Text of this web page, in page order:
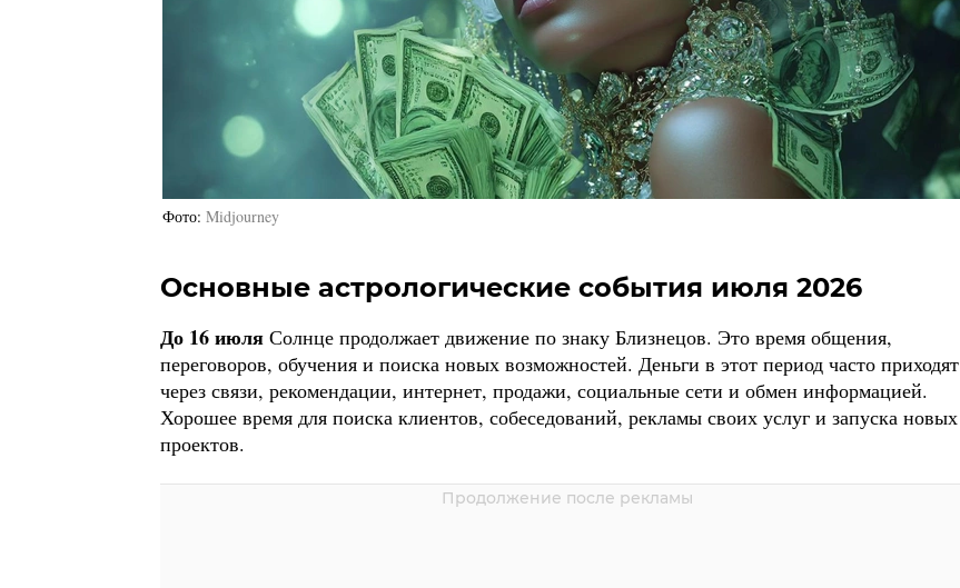
Фото Midjourney
Основные астрологические события июля 2026
До 16 июля Солнце продолжает движение по знаку Близнецов. Это время общения,
переговоров, обучения и поиска новых возможностей. Деньги в этот период часто приходят
через связи, рекомендации, интернет, продажи, социальные сети и обмен информацией.
Хорошее время для поиска клиентов, собеседований, рекламы своих услуг и запуска новых
проектов.